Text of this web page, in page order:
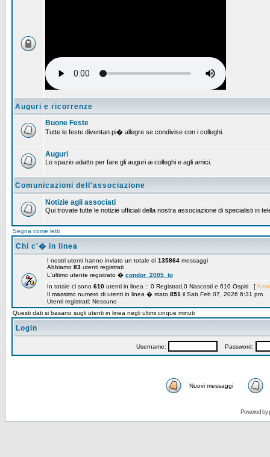
Auguri e ricorrenze
Buone Feste
Tutte le feste diventan pi� allegre se condivise con i colleghi.
Auguri
Lo spazio adatto per fare gli auguri ai colleghi e agli amici.
Comunicazioni dell'associazione
Notizie agli associati
Qui trovate tutte le notizie ufficiali della nostra associazione di specialisti in
Segna come letti
Chi c'� in linea
I nostri utenti hanno inviato un totale di 135864 messaggi
Abbiamo 83 utenti registrati
L'ultimo utente registrato � condor_2005_to
In totale ci sono 610 utenti in linea :: 0 Registrati,0 Nascosti e 610 Ospiti [
Il massimo numero di utenti in linea � stato 851 il Sab Feb 07, 2026 6:31 pm
Utenti registrati: Nessuno
Questi dati si basano sugli utenti in linea negli ultimi cinque minuti
Login
Username: Password:
Nuovi messaggi
Powered by